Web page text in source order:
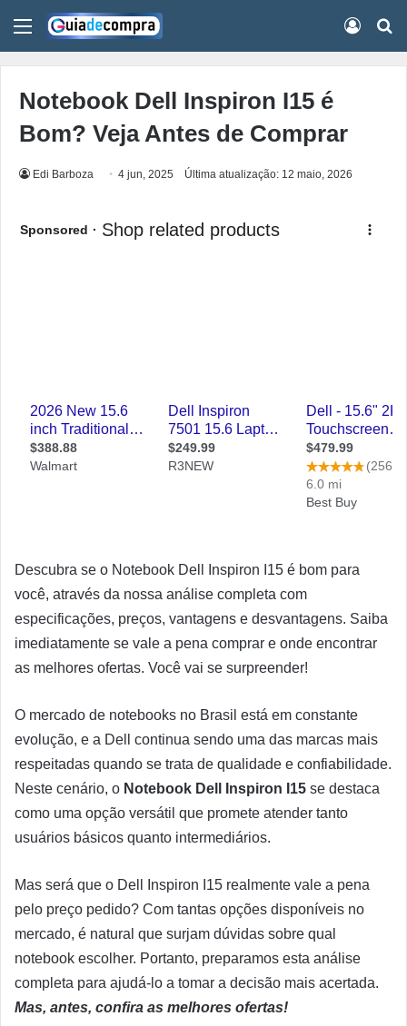
Menu
Notebook Dell Inspiron I15 é
Bom? Veja Antes de Comprar
Edi Barboza 4 jun, 2025 Última atualização: 12 maio, 2026
Descubra se o Notebook Dell Inspiron I15 é bom para
você, através da nossa análise completa com
especificações, preços, vantagens e desvantagens. Saiba
imediatamente se vale a pena comprar e onde encontrar
as melhores ofertas. Você vai se surpreender!
O mercado de notebooks no Brasil está em constante
evolução, e a Dell continua sendo uma das marcas mais
respeitadas quando se trata de qualidade e confiabilidade.
Neste cenário, o Notebook Dell Inspiron I15 se destaca
como uma opção versátil que promete atender tanto
usuários básicos quanto intermediários.
Mas será que o Dell Inspiron I15 realmente vale a pena
pelo preço pedido? Com tantas opções disponíveis no
mercado, é natural que surjam dúvidas sobre qual
notebook escolher. Portanto, preparamos esta análise
completa para ajudá-lo a tomar a decisão mais acertada.
Mas, antes, confira as melhores ofertas!